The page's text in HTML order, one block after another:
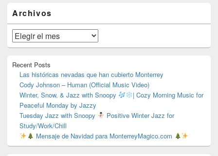
área
de
widget
barra
lateral
Archivos
Archivos
Recent Posts
Las históricas nevadas que han cubierto Monterrey
Cody Johnson – Human (Official Music Video)
Winter, Snow, & Jazz with Snoopy
| Cozy Morning Music for
Peaceful Monday by Jazzy
Tuesday Jazz with Snoopy
Positive Winter Jazz for
Study/Work/Chill
Mensaje de Navidad para MonterreyMagico.com